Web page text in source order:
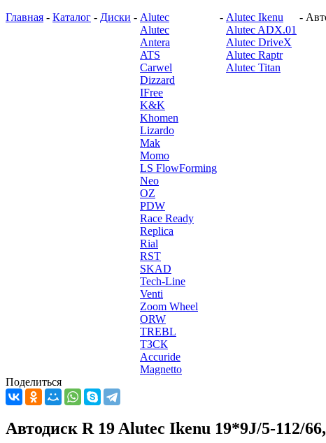
Главная - Каталог - Диски - Alutec
Alutec
Antera
ATS
Carwel
Dizzard
IFree
K&K
Khomen
Lizardo
Mak
Momo
LS FlowForming
Neo
OZ
PDW
Race Ready
Replica
Rial
RST
SKAD
Tech-Line
Venti
Zoom Wheel
ORW
TREBL
ТЗСК
Accuride
Magnetto
- Alutec Ikenu
Alutec ADX.01
Alutec DriveX
Alutec Raptr
Alutec Titan
-
Поделиться
Автодиск R 19 Alutec Ikenu 19*9J/5-112/